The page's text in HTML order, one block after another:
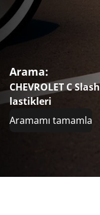
Arama:
CHEVROLET C
lastikleri
Aramamı tamamla